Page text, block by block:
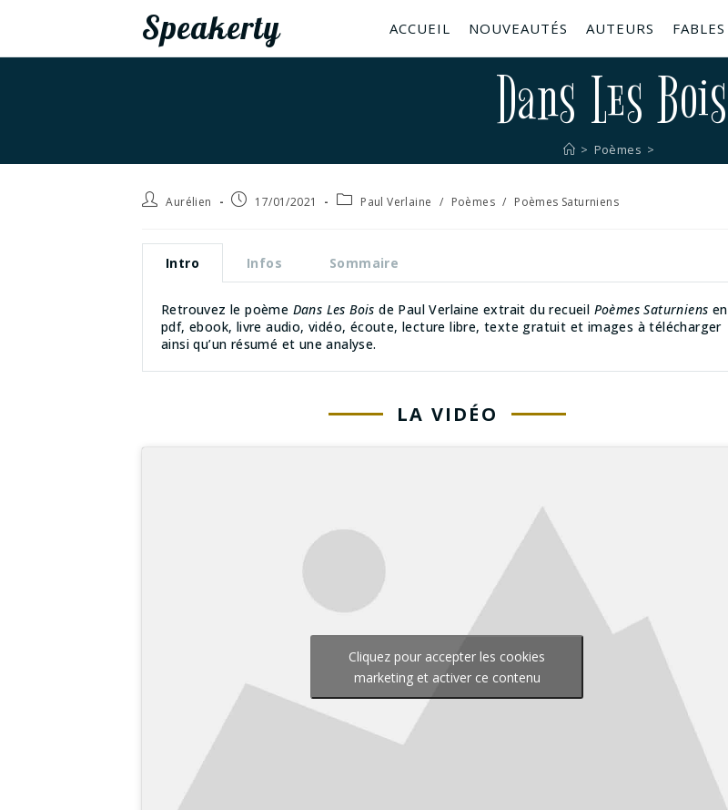
Speakerty ACCUEIL NOUVEAUTÉS AUTEURS FABLES
Dans Les Bois
> Poèmes >
Aurélien 17/01/2021 Paul Verlaine / Poèmes / Poèmes Saturniens
Intro Infos Sommaire
Retrouvez le poème Dans Les Bois de Paul Verlaine extrait du recueil Poèmes Saturniens en
pdf, ebook, livre audio, vidéo, écoute, lecture libre, texte gratuit et images à télécharger
ainsi qu’un résumé et une analyse.
LA VIDÉO
Cliquez pour accepter les cookies
marketing et activer ce contenu